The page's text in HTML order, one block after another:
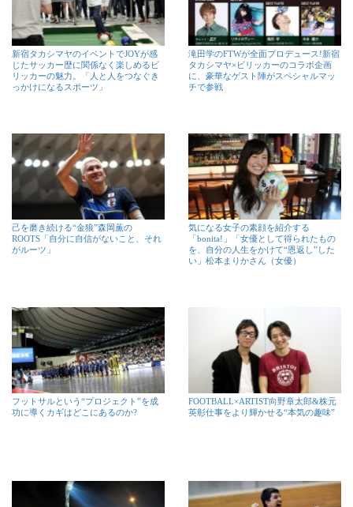
新宿タカシマヤのイベントでJOYが感
じたサッカー歴に関係なく楽しめるビ
リッカーの魅力。「人と人をつなぐき
っかけになるスポーツ」
滝田学のFTWが全面プロデュース!新宿
タカシマヤ×ビリッカーのコラボ企画
に、豪華なゲスト陣がスペシャルマッ
チで参戦
己を磨き続ける“金狼”森岡薫の
ROOTS「自分に自信がないこと、それ
がルーツ」
気になる女子の素顔を紹介する
「bonita!」「女優として得られたもの
を、自分の人生をかけて“恩返し”した
い」松本まりかさん（女優）
フットサルという“プロジェクト”を成
功に導くカギはどこにあるのか?
FOOTBALL×ARTIST向野章太郎&株元
英彰仕事をより輝かせる“本気の趣味”